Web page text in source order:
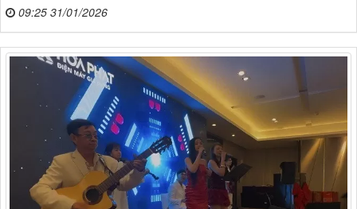
09:25 31/01/2026